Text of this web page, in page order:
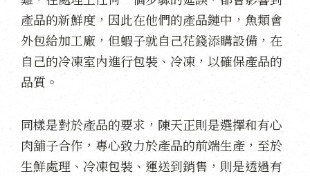
產品的新鮮度，因此在他們的產品鏈中，魚類會
外包給加工廠，但蝦子就自己花錢添購設備，在
自己的冷凍室內進行包裝、冷凍，以確保產品的
品質。
同樣是對於產品的要求，陳天正則是選擇和有心
肉舖子合作，專心致力於產品的前端生產，至於
生鮮處理、冷凍包裝、運送到銷售，則是透過有